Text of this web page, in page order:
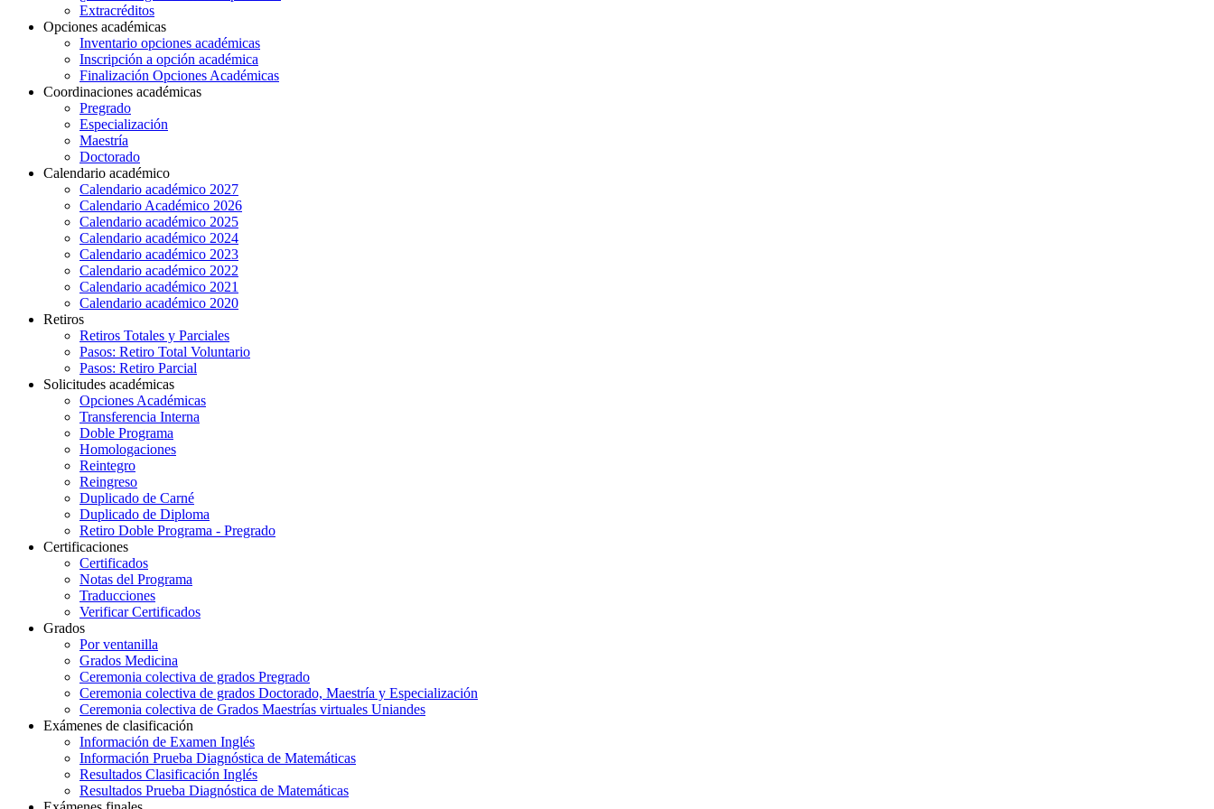
Extracréditos
Opciones académicas
Inventario opciones académicas
Inscripción a opción académica
Finalización Opciones Académicas
Coordinaciones académicas
Pregrado
Especialización
Maestría
Doctorado
Calendario académico
Calendario académico 2027
Calendario Académico 2026
Calendario académico 2025
Calendario académico 2024
Calendario académico 2023
Calendario académico 2022
Calendario académico 2021
Calendario académico 2020
Retiros
Retiros Totales y Parciales
Pasos: Retiro Total Voluntario
Pasos: Retiro Parcial
Solicitudes académicas
Opciones Académicas
Transferencia Interna
Doble Programa
Homologaciones
Reintegro
Reingreso
Duplicado de Carné
Duplicado de Diploma
Retiro Doble Programa - Pregrado
Certificaciones
Certificados
Notas del Programa
Traducciones
Verificar Certificados
Grados
Por ventanilla
Grados Medicina
Ceremonia colectiva de grados Pregrado
Ceremonia colectiva de grados Doctorado, Maestría y Especialización
Ceremonia colectiva de Grados Maestrías virtuales Uniandes
Exámenes de clasificación
Información de Examen Inglés
Información Prueba Diagnóstica de Matemáticas
Resultados Clasificación Inglés
Resultados Prueba Diagnóstica de Matemáticas